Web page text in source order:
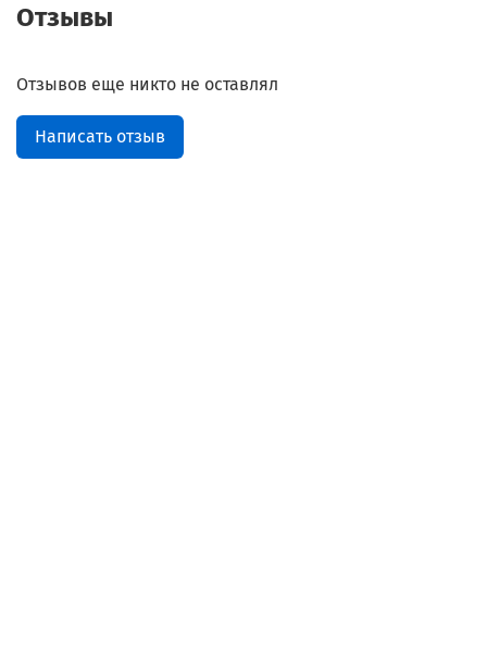
Отзывы
Отзывов еще никто не оставлял
Написать отзыв